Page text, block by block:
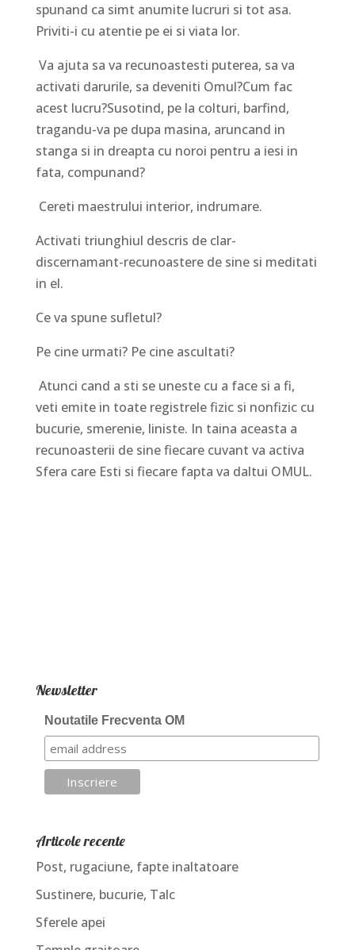
spunand ca simt anumite lucruri si tot asa.
Priviti-i cu atentie pe ei si viata lor.
Va ajuta sa va recunoastesti puterea, sa va
activati darurile, sa deveniti Omul?Cum fac
acest lucru?Susotind, pe la colturi, barfind,
tragandu-va pe dupa masina, aruncand in
stanga si in dreapta cu noroi pentru a iesi in
fata, compunand?
Cereti maestrului interior, indrumare.
Activati triunghiul descris de clar-
discernamant-recunoastere de sine si meditati
in el.
Ce va spune sufletul?
Pe cine urmati? Pe cine ascultati?
Atunci cand a sti se uneste cu a face si a fi,
veti emite in toate registrele fizic si nonfizic cu
bucurie, smerenie, liniste. In taina aceasta a
recunoasterii de sine fiecare cuvant va activa
Sfera care Esti si fiecare fapta va daltui OMUL.
Newsletter
Noutatile Frecventa OM
Articole recente
Post, rugaciune, fapte inaltatoare
Sustinere, bucurie, Talc
Sferele apei